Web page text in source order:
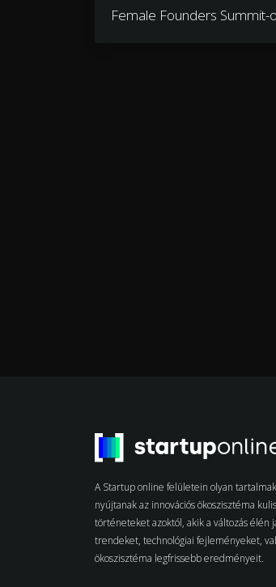
Female Founders Summit-
A Startup online felületein olyan
nyújtanak az innovációs ökoszisztéma
történeteket azoktól, akik a változás élén
trendeket, technológiai fejleményeket,
ökoszisztéma legfrissebb eredményeit.